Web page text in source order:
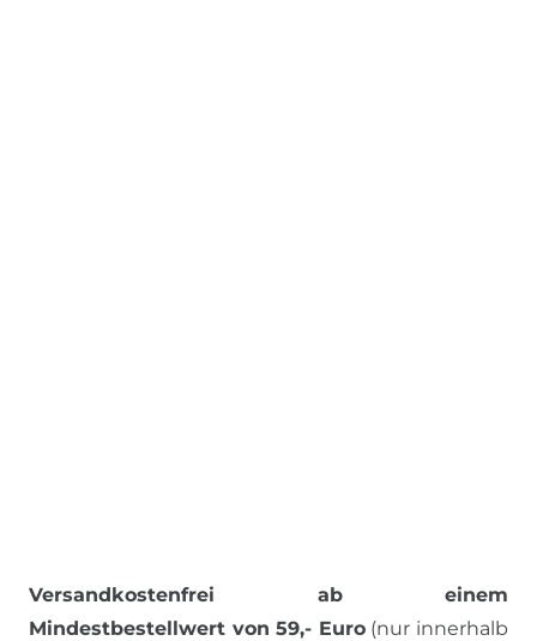
Versandkostenfrei ab einem
Mindestbestellwert von 59,- Euro(nur innerhalb